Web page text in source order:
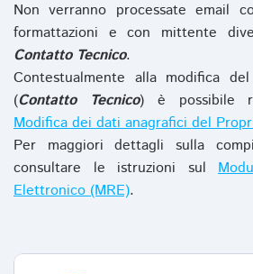
Non verranno processate email
formattazioni e con mittente
Contatto Tecnico.
Contestualmente alla modifica del
(Contatto Tecnico) è possibile
Modifica dei dati anagrafici del
Per maggiori dettagli sulla
consultare le istruzioni sul
Elettronico (MRE).